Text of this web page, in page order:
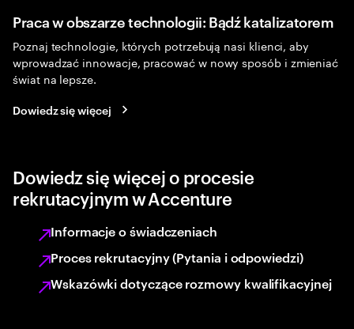
Praca w obszarze technologii: Bądź katalizatorem
Poznaj technologie, których potrzebują nasi klienci, aby
wprowadzać innowacje, pracować w nowy sposób i zmieniać
świat na lepsze.
Dowiedz się więcej
Dowiedz się więcej o procesie
rekrutacyjnym w Accenture
Informacje o świadczeniach
Proces rekrutacyjny (Pytania i odpowiedzi)
Wskazówki dotyczące rozmowy kwalifikacyjnej